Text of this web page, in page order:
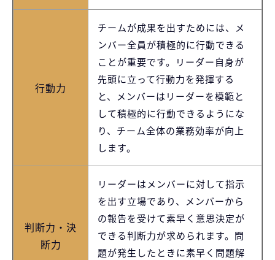
行動力
チームが成果を出すためには、メ
ンバー全員が積極的に行動できる
ことが重要です。リーダー自身が
先頭に立って行動力を発揮する
と、メンバーはリーダーを模範と
して積極的に行動できるようにな
り、チーム全体の業務効率が向上
します。
判断力・決
断力
リーダーはメンバーに対して指示
を出す立場であり、メンバーから
の報告を受けて素早く意思決定が
できる判断力が求められます。問
題が発生したときに素早く問題解